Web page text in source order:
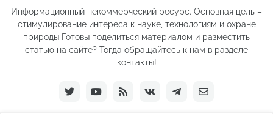
Информационный некоммерческий ресурс. Основная цель –
стимулирование интереса к науке, технологиям и охране
природы Готовы поделиться материалом и разместить
статью на сайте? Тогда обращайтесь к нам в разделе
контакты!